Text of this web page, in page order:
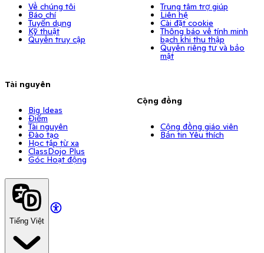
Về chúng tôi
Báo chí
Tuyển dụng
Kỹ thuật
Quyền truy cập
Tài nguyên
Big Ideas
Điểm
Tài nguyên
Đào tạo
Học tập từ xa
ClassDojo Plus
Góc Hoạt động
Trung tâm trợ giúp
Liên hệ
Cài đặt cookie
Thông báo về tính minh
bạch khi thu thập
Quyền riêng tư và bảo
mật
Cộng đồng
Cộng đồng giáo viên
Bản tin Yêu thích
Tiếng Việt